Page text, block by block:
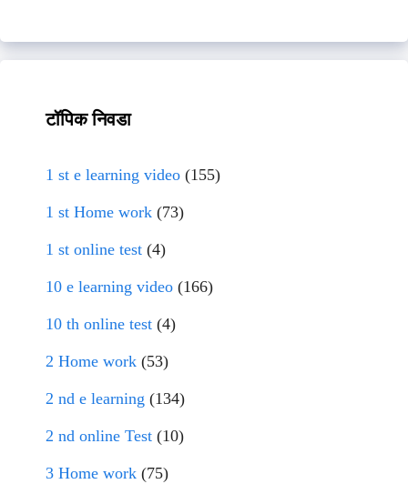
टॉपिक निवडा
1 st e learning video (155)
1 st Home work (73)
1 st online test (4)
10 e learning video (166)
10 th online test (4)
2 Home work (53)
2 nd e learning (134)
2 nd online Test (10)
3 Home work (75)